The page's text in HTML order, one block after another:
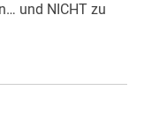
und NICHT zu